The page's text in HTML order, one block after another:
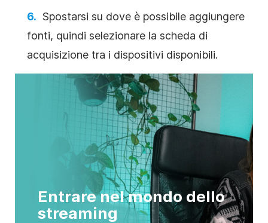
Spostarsi su dove è possibile aggiungere
fonti, quindi selezionare la scheda di
acquisizione tra i dispositivi disponibili.
Entrare nel mondo dello
streaming